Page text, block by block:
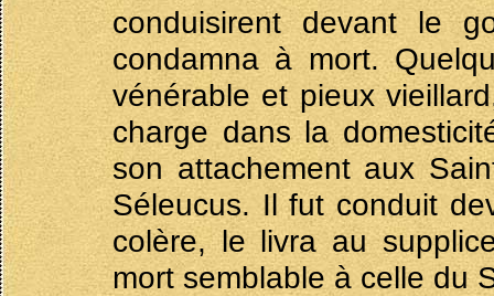
conduisirent devant le
condamna à mort.
vénérable et pieux
charge dans la
son attachement aux
Séleucus. Il fut conduit
colère, le livra au
mort semblable à celle du